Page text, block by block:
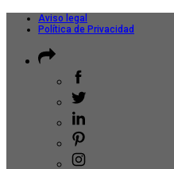
Aviso legal
Política de Privacidad